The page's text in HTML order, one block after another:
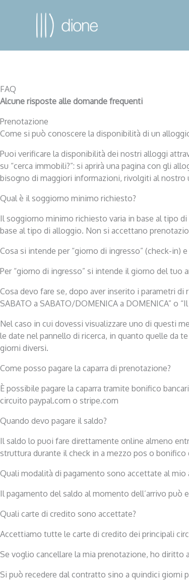
FAQ
Alcune risposte alle domande frequenti
Prenotazione
Come si può conoscere la disponibilità di un
Puoi verificare la disponibilità dei nostri alloggi
su “cerca immobili?”: si aprirà una pagina con gli
bisogno di maggiori informazioni, rivolgiti al nostro
Qual è il soggiorno minimo richiesto?
Il soggiorno minimo richiesto varia in base al tipo
base al tipo di alloggio. Non si accettano
Cosa si intende per “giorno di ingresso” (check-in)
Per “giorno di ingresso” si intende il giorno del tuo
Cosa devo fare se, dopo aver inserito i parametri
SABATO a SABATO/DOMENICA a DOMENICA” o
Nel caso in cui dovessi visualizzare uno di questi
le date nel pannello di ricerca, in quanto quelle da
giorni diversi.
Come posso pagare la caparra di prenotazione?
È possibile pagare la caparra tramite bonifico
circuito paypal.com o stripe.com
Quando devo pagare il saldo?
Il saldo lo puoi fare direttamente online almeno
struttura durante il check in a mezzo pos o
Quali modalità di pagamento sono accettate al mio
Il pagamento del saldo al momento dell’arrivo
Quali carte di credito sono accettate?
Accettiamo tutte le carte di credito dei principali
Se voglio cancellare la mia prenotazione, ho diritto
Si può recedere dal contratto sino a quindici giorni